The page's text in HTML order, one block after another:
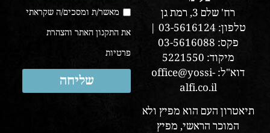
רח' שלם 3, רמת גן
טלפון: 03-5616124 |
פקס: 03-5616088
מיקוד: 5221550
דוא"ל: office@yossi-
alfi.co.il
תיאטרון העם הוא מפיץ ולא
המוכר הראשי, מפיץ
מאשר/ת ומסכים/ה שקראתי
את התקנון האתר והצהרת
פרטיות
שליחה